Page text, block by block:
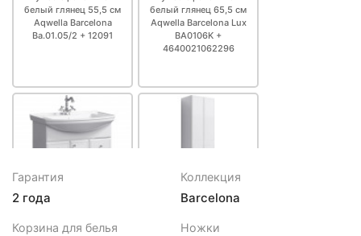
белый глянец Aqwella
Barcelona Ba.05.45
₽
Пенал угловой с полками и
Aqwella Barcelona Ba.05.45\/L
Шкафчик навесной белый
глянец Aqwella Барселона
Ba.04.03
белый глянец Aqwella
Барселона Ba.04.36
+14405
белый глянец 55,5 см
Aqwella Barcelona
Ba.01.05/2 + 12091
белый глянец 65,5 см
Aqwella Barcelona Lux
BA0106K +
4640021062296
36140 ₽ 37186 ₽
Гарантия
2 года
Коллекция
Barcelona
Корзина для белья Ножки